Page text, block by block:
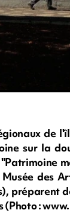
de
sur la
des
préparent
: